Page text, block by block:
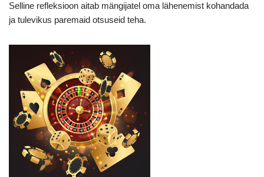
Selline refleksioon aitab mängijatel oma lähenemist kohandada
ja tulevikus paremaid otsuseid teha.